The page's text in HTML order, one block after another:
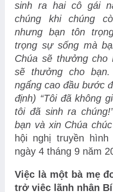
sinh ra hai cô gái
chúng khi chúng
nhưng bạn tôn
trọng sự sống mà
Chúa sẽ thưởng cho
sẽ thưởng cho
ngẩng cao đầu bước
định) “Tôi đã không
tôi đã sinh ra
bạn và xin Chúa
hội nghị truyền
ngày 4 tháng 9 năm
Việc là một bà mẹ
trở việc lãnh nhận